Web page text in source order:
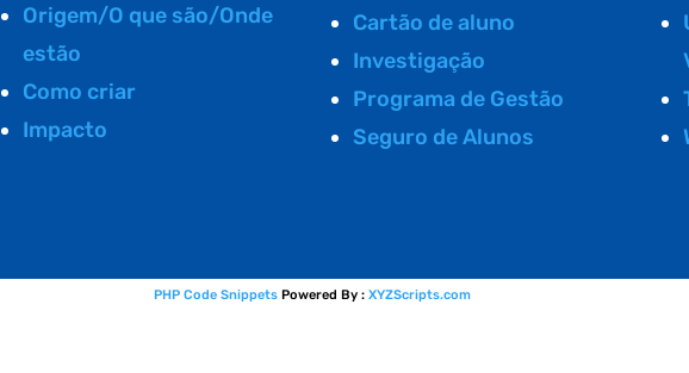
Origem/O que são/Onde
estão
Como criar
Impacto
Cartão de aluno
Investigação
Programa de Gestão
Seguro de Alunos
PHP Code Snippets Powered By : XYZScripts.com